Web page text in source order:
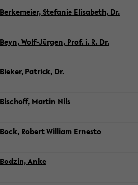
Ber­ke­mei­er, Ste­fa­nie Eli­sa­beth, Dr.
Beyn, Wolf-​Jürgen, Prof. i. R. Dr.
Bie­ker, Pa­trick, Dr.
Bi­schoff, Mar­tin Nils
Bock, Ro­bert Wil­liam Er­nes­to
Bod­zin, Anke